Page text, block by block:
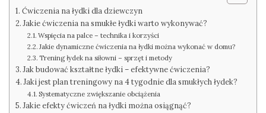
Ćwiczenia na łydki dla dziewczyn
Jakie ćwiczenia na smukłe łydki warto wykonywać?
Wspięcia na palce – technika i korzyści
Jakie dynamiczne ćwiczenia na łydki można wykonać w domu?
Trening łydek na siłowni – sprzęt i metody
Jak budować kształtne łydki – efektywne ćwiczenia?
Jaki jest plan treningowy na 4 tygodnie dla smukłych łydek?
Systematyczne zwiększanie obciążenia
Jakie efekty ćwiczeń na łydki można osiągnąć?